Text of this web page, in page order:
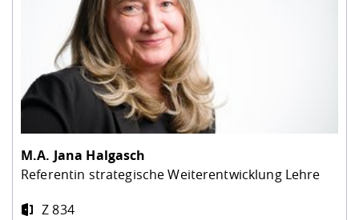
M.A. Jana Halgasch
Referentin strategische Weiterentwicklung Lehre
Z 834